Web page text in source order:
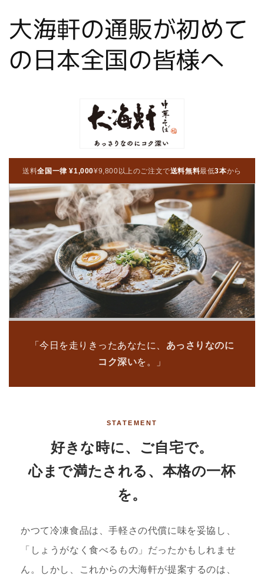
content
大海軒の通販が初めて
の日本全国の皆様へ
送料全国一律 ¥1,000¥9,800以上のご注文で送料無料最低3本から
創業1976年 ／ あっさりなのにコク深い
冷凍醤油ラーメンなら、
大海軒。
「頑張った自分への最高のご褒美」へ。
「今日を走りきったあなたに、 あっさりなのに
コク深いを。」
STATEMENT
好きな時に、ご自宅で。
心まで満たされる、本格の一杯
を。
かつて冷凍食品は、手軽さの代償に味を妥協し、
「しょうがなく食べるもの」だったかもしれませ
ん。しかし、これからの大海軒が提案するのは、